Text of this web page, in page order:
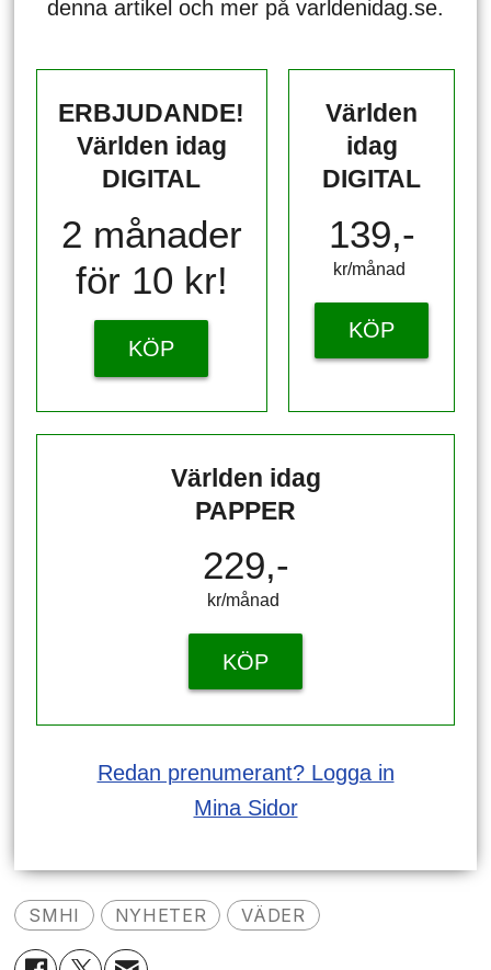
denna artikel och mer på varldenidag.se.
ERBJUDANDE!
Världen idag
DIGITAL
2 månader
för 10 kr!
KÖP
Världen
idag
DIGITAL
139,-
kr/månad ​​​​​​
KÖP
Världen idag
PAPPER
229,-
kr/månad ​​​​​​
KÖP
Redan prenumerant? Logga in
Mina Sidor
SMHI NYHETER VÄDER